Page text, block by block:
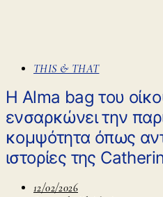
THIS & THAT
H Alma bag του
ενσαρκώνει την
κομψότητα όπως
ιστορίες της
12/02/2026